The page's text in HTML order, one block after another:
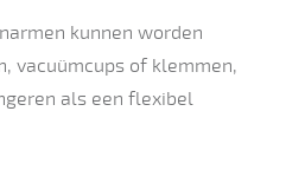
kunnen worden
vacuümcups of klemmen,
als een flexibel